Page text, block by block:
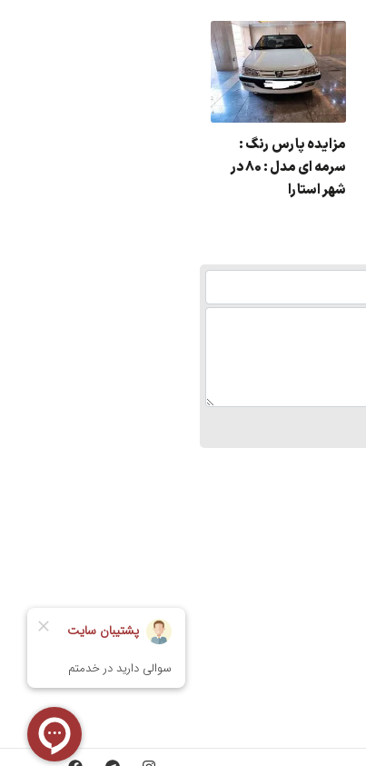
مزایده پارس رنگ :
سرمه ای مدل : 80 در
شهر استارا